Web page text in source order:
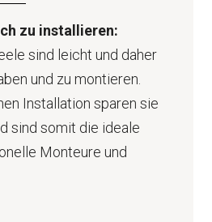
zu installieren:
sind leicht und daher
und zu montieren.
Installation sparen sie
sind somit die ideale
Monteure und